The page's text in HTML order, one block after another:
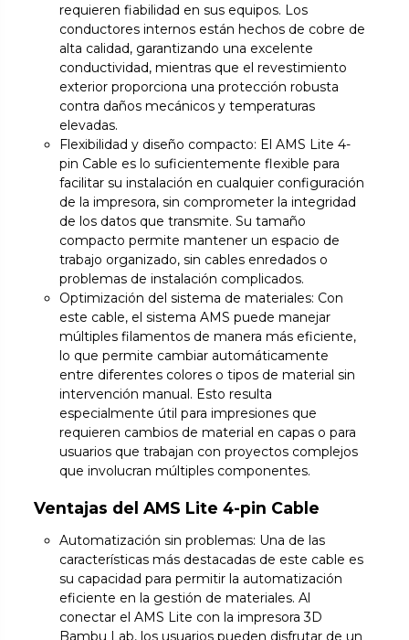
requieren fiabilidad en sus equipos. Los
conductores internos están hechos de cobre de
alta calidad, garantizando una excelente
conductividad, mientras que el revestimiento
exterior proporciona una protección robusta
contra daños mecánicos y temperaturas
elevadas.
Flexibilidad y diseño compacto: El AMS Lite 4-
pin Cable es lo suficientemente flexible para
facilitar su instalación en cualquier configuración
de la impresora, sin comprometer la integridad
de los datos que transmite. Su tamaño
compacto permite mantener un espacio de
trabajo organizado, sin cables enredados o
problemas de instalación complicados.
Optimización del sistema de materiales: Con
este cable, el sistema AMS puede manejar
múltiples filamentos de manera más eficiente,
lo que permite cambiar automáticamente
entre diferentes colores o tipos de material sin
intervención manual. Esto resulta
especialmente útil para impresiones que
requieren cambios de material en capas o para
usuarios que trabajan con proyectos complejos
que involucran múltiples componentes.
Ventajas del AMS Lite 4-pin Cable
Automatización sin problemas: Una de las
características más destacadas de este cable es
su capacidad para permitir la automatización
eficiente en la gestión de materiales. Al
conectar el AMS Lite con la impresora 3D